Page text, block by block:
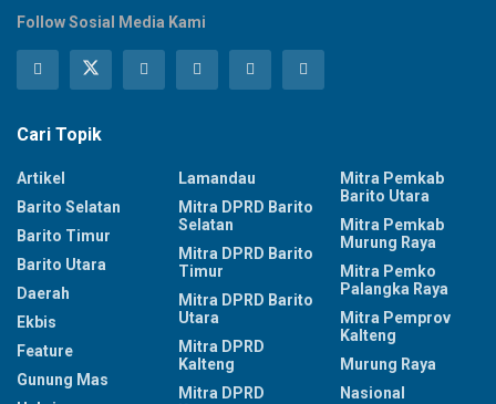
Follow Sosial Media Kami
Cari Topik
Artikel
Barito Selatan
Barito Timur
Barito Utara
Daerah
Ekbis
Feature
Gunung Mas
Lamandau
Mitra DPRD Barito
Selatan
Mitra DPRD Barito
Timur
Mitra DPRD Barito
Utara
Mitra DPRD
Kalteng
Mitra DPRD
Mitra Pemkab
Barito Utara
Mitra Pemkab
Murung Raya
Mitra Pemko
Palangka Raya
Mitra Pemprov
Kalteng
Murung Raya
Nasional